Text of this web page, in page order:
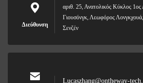
Διεύθυνση
αριθ. 25, Ανατολικός Κύκλος
Γιουσόνγκ, Λεωφόρος
Σενζέν
Lucaszhang@ontheway-